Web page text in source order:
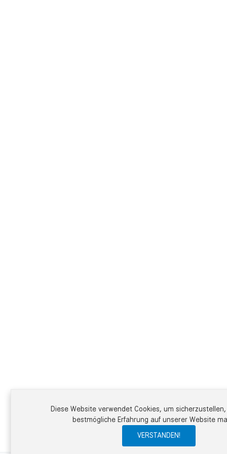
Diese Website verwendet Cookies, um
bestmögliche Erfahrung auf unserer Website
VERSTANDEN!